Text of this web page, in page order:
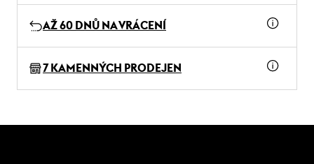
AŽ 60 DNŮ NA VRÁCENÍ
7 KAMENNÝCH PRODEJEN